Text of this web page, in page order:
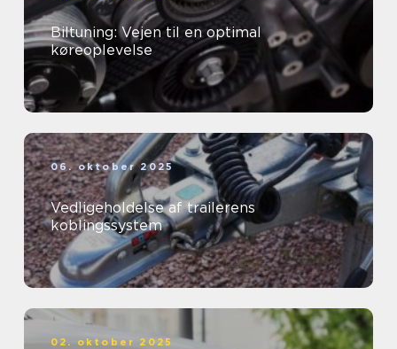
Biltuning: Vejen til en optimal
køreoplevelse
06. oktober 2025
Vedligeholdelse af trailerens
koblingssystem
02. oktober 2025